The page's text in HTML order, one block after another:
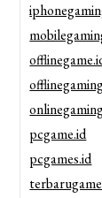
pcgame.id
pcgames.id